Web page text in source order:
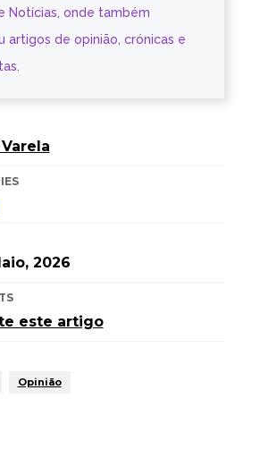
Notícias, onde também
artigos de opinião, crónicas e
2026
este artigo
Opinião